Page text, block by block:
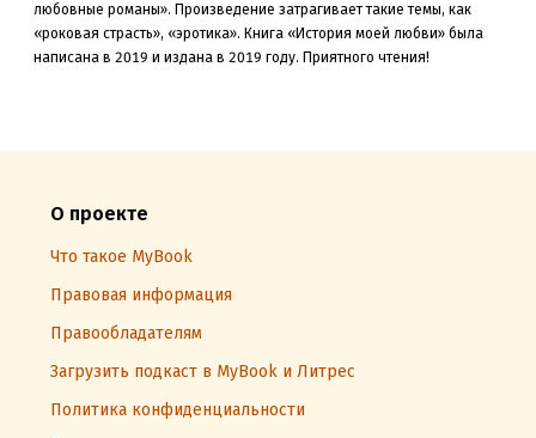
любовные романы». Произведение затрагивает такие темы, как
«роковая страсть», «эротика». Книга «История моей любви» была
написана в 2019 и издана в 2019 году. Приятного чтения!
О проекте
Что такое MyBook
Правовая информация
Правообладателям
Загрузить подкаст в MyBook и Литрес
Политика конфиденциальности